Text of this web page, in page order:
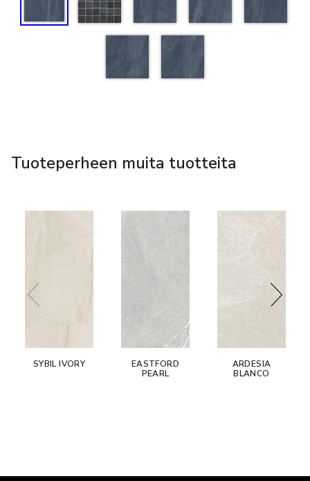
Tuoteperheen muita tuotteita
SYBIL IVORY
EASTFORD
PEARL
ARDESIA
BLANCO